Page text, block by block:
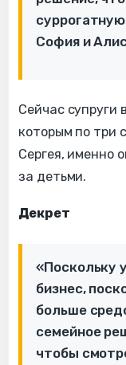
София и
Сейчас супруги
которым по три
Сергея, именно
за детьми.
Декрет
«Поскольку
бизнес,
больше
семейное
чтобы